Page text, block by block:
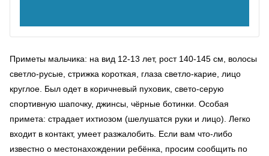
Приметы мальчика: на вид 12-13 лет, рост 140-145 см, волосы
светло-русые, стрижка короткая, глаза светло-карие, лицо
круглое. Был одет в коричневый пуховик, свето-серую
спортивную шапочку, джинсы, чёрные ботинки. Особая
примета: страдает ихтиозом (шелушатся руки и лицо). Легко
входит в контакт, умеет разжалобить. Если вам что-либо
известно о местонахождении ребёнка, просим сообщить по